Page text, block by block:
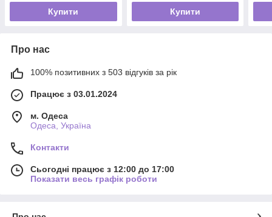
Купити Купити
Про нас
100% позитивних з 503 відгуків за рік
Працює з 03.01.2024
м. Одеса
Одеса, Україна
Контакти
Сьогодні працює з 12:00 до 17:00
Показати весь графік роботи